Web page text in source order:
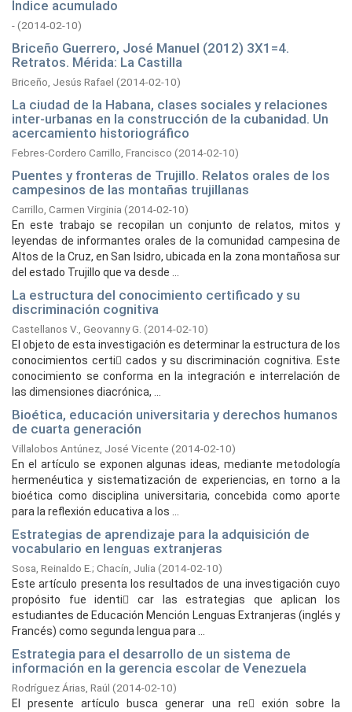
Índice acumulado
-(2014-02-10)
Briceño Guerrero, José Manuel (2012) 3X1=4.
Retratos. Mérida: La Castilla
Briceño, Jesús Rafael (2014-02-10)
La ciudad de la Habana, clases sociales y relaciones
inter-urbanas en la construcción de la cubanidad. Un
acercamiento historiográfico
Febres-Cordero Carrillo, Francisco (2014-02-10)
Puentes y fronteras de Trujillo. Relatos orales de los
campesinos de las montañas trujillanas
Carrillo, Carmen Virginia (2014-02-10)
En este trabajo se recopilan un conjunto de relatos, mitos y
leyendas de informantes orales de la comunidad campesina de
Altos de la Cruz, en San Isidro, ubicada en la zona montañosa sur
del estado Trujillo que va desde ...
La estructura del conocimiento certificado y su
discriminación cognitiva
Castellanos V., Geovanny G. (2014-02-10)
El objeto de esta investigación es determinar la estructura de los
conocimientos certi cados y su discriminación cognitiva. Este
conocimiento se conforma en la integración e interrelación de
las dimensiones diacrónica, ...
Bioética, educación universitaria y derechos humanos
de cuarta generación
Villalobos Antúnez, José Vicente (2014-02-10)
En el artículo se exponen algunas ideas, mediante metodología
hermenéutica y sistematización de experiencias, en torno a la
bioética como disciplina universitaria, concebida como aporte
para la reflexión educativa a los ...
Estrategias de aprendizaje para la adquisición de
vocabulario en lenguas extranjeras
Sosa, Reinaldo E.; Chacín, Julia (2014-02-10)
Este artículo presenta los resultados de una investigación cuyo
propósito fue identi car las estrategias que aplican los
estudiantes de Educación Mención Lenguas Extranjeras (inglés y
Francés) como segunda lengua para ...
Estrategia para el desarrollo de un sistema de
información en la gerencia escolar de Venezuela
Rodríguez Árias, Raúl (2014-02-10)
El presente artículo busca generar una re exión sobre la